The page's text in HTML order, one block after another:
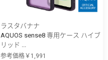
ラスタバナナ
AQUOS sense8 専用ケース ハイブ
リッド ...
参考価格￥1,991